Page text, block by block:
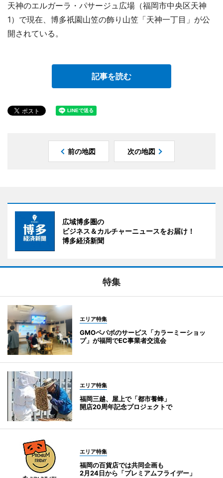
天神のエルガーラ・パサージュ広場（福岡市中央区天神
1）で現在、博多祇園山笠の飾り山笠「天神一丁目」が公
開されている。
記事を読む
前の地図 次の地図
広域博多圏の
ビジネス＆カルチャーニュースをお届け！
博多経済新聞
特集
エリア特集
GMOペパボのサービス「カラーミーショッ
プ」が福岡でEC事業者交流会
エリア特集
福岡三越、屋上で「都市養蜂」
開店20周年記念プロジェクトで
エリア特集
福岡の百貨店では共同企画も
2月24日から「プレミアムフライデー」